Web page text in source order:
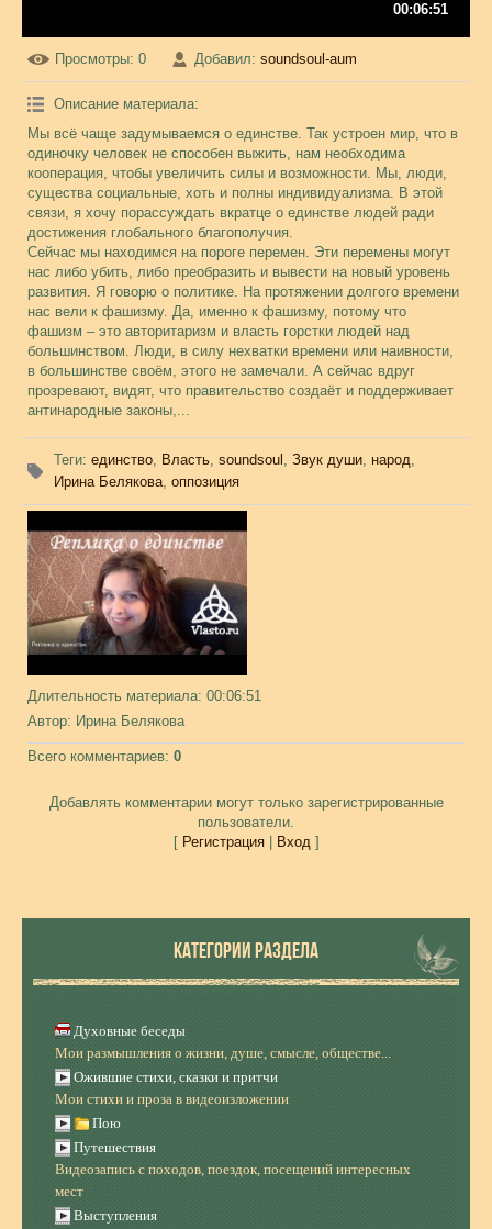
00:06:51
Просмотры: 0 Добавил: soundsoul-aum
Описание материала:
Мы всё чаще задумываемся о единстве. Так устроен мир, что в
одиночку человек не способен выжить, нам необходима
кооперация, чтобы увеличить силы и возможности. Мы, люди,
существа социальные, хоть и полны индивидуализма. В этой
связи, я хочу порассуждать вкратце о единстве людей ради
достижения глобального благополучия.
Сейчас мы находимся на пороге перемен. Эти перемены могут
нас либо убить, либо преобразить и вывести на новый уровень
развития. Я говорю о политике. На протяжении долгого времени
нас вели к фашизму. Да, именно к фашизму, потому что
фашизм – это авторитаризм и власть горстки людей над
большинством. Люди, в силу нехватки времени или наивности,
в большинстве своём, этого не замечали. А сейчас вдруг
прозревают, видят, что правительство создаёт и поддерживает
антинародные законы,...
Теги: единство, Власть, soundsoul , Звук души, народ,
Ирина Белякова, оппозиция
Длительность материала: 00:06:51
Автор: Ирина Белякова
Всего комментариев: 0
Добавлять комментарии могут только зарегистрированные
пользователи.
[ Регистрация| Вход]
КАТЕГОРИИ РАЗДЕЛА
Духовные беседы
Мои размышления о жизни, душе, смысле, обществе...
Ожившие стихи, сказки и притчи
Мои стихи и проза в видеоизложении
Пою
Путешествия
Видеозапись с походов, поездок, посещений интересных
мест
Выступления